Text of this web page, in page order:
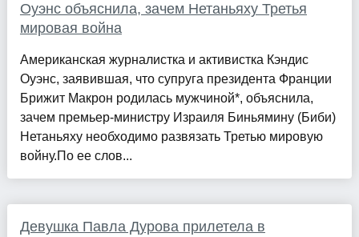
Оуэнс объяснила, зачем Нетаньяху Третья
мировая война
Американская журналистка и активистка Кэндис
Оуэнс, заявившая, что супруга президента Франции
Брижит Макрон родилась мужчиной*, объяснила,
зачем премьер-министру Израиля Биньямину (Биби)
Нетаньяху необходимо развязать Третью мировую
войну.По ее слов...
Девушка Павла Дурова прилетела в